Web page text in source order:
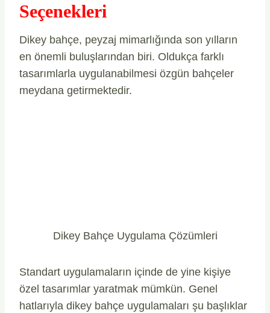
Seçenekleri
Dikey bahçe, peyzaj mimarlığında son yılların
en önemli buluşlarından biri. Oldukça farklı
tasarımlarla uygulanabilmesi özgün bahçeler
meydana getirmektedir.
Dikey Bahçe Uygulama Çözümleri
Standart uygulamaların içinde de yine kişiye
özel tasarımlar yaratmak mümkün. Genel
hatlarıyla dikey bahçe uygulamaları şu başlıklar